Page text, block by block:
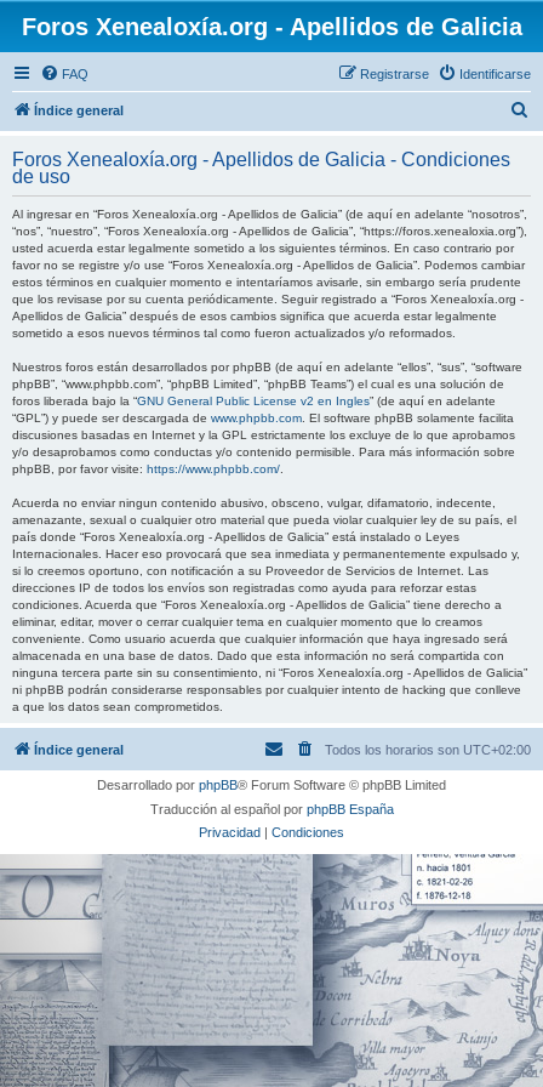
Foros Xenealoxía.org - Apellidos de Galicia
FAQ Identificarse
Registrarse
Índice general
c
Foros Xenealoxía.org - Apellidos de Galicia - Condiciones
de uso
Al ingresar en “Foros Xenealoxía.org - Apellidos de Galicia” (de aquí en adelante “nosotros”,
“nos”, “nuestro”, “Foros Xenealoxía.org - Apellidos de Galicia”, “https://foros.xenealoxia.org”),
usted acuerda estar legalmente sometido a los siguientes términos. En caso contrario por
favor no se registre y/o use “Foros Xenealoxía.org - Apellidos de Galicia”. Podemos cambiar
estos términos en cualquier momento e intentaríamos avisarle, sin embargo sería prudente
que los revisase por su cuenta periódicamente. Seguir registrado a “Foros Xenealoxía.org -
Apellidos de Galicia” después de esos cambios significa que acuerda estar legalmente
sometido a esos nuevos términos tal como fueron actualizados y/o reformados.
Nuestros foros están desarrollados por phpBB (de aquí en adelante “ellos”, “sus”, “software
phpBB”, “www.phpbb.com”, “phpBB Limited”, “phpBB Teams”) el cual es una solución de
foros liberada bajo la “GNU General Public License v2 en Ingles” (de aquí en adelante
“GPL”) y puede ser descargada de www.phpbb.com . El software phpBB solamente facilita
discusiones basadas en Internet y la GPL estrictamente los excluye de lo que aprobamos
y/o desaprobamos como conductas y/o contenido permisible. Para más información sobre
phpBB, por favor visite: https://www.phpbb.com/
Acuerda no enviar ningun contenido abusivo, obsceno, vulgar, difamatorio, indecente,
amenazante, sexual o cualquier otro material que pueda violar cualquier ley de su país, el
país donde “Foros Xenealoxía.org - Apellidos de Galicia” está instalado o Leyes
Internacionales. Hacer eso provocará que sea inmediata y permanentemente expulsado y,
si lo creemos oportuno, con notificación a su Proveedor de Servicios de Internet. Las
direcciones IP de todos los envíos son registradas como ayuda para reforzar estas
condiciones. Acuerda que “Foros Xenealoxía.org - Apellidos de Galicia” tiene derecho a
eliminar, editar, mover o cerrar cualquier tema en cualquier momento que lo creamos
conveniente. Como usuario acuerda que cualquier información que haya ingresado será
almacenada en una base de datos. Dado que esta información no será compartida con
ninguna tercera parte sin su consentimiento, ni “Foros Xenealoxía.org - Apellidos de Galicia”
ni phpBB podrán considerarse responsables por cualquier intento de hacking que conlleve
a que los datos sean comprometidos.
Índice general Todos los horarios son UTC+02:00
Desarrollado por phpBB® Forum Software © phpBB Limited
Traducción al español por phpBB España
Privacidad | Condiciones